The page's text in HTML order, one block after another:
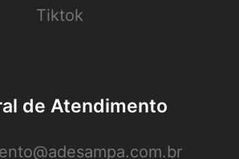
Tiktok
de Atendimento